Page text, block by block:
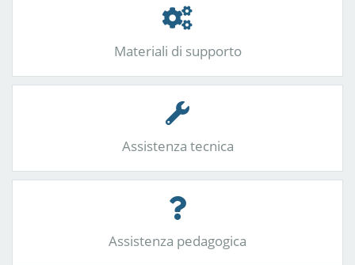
Materiali di supporto
Assistenza tecnica
Assistenza pedagogica